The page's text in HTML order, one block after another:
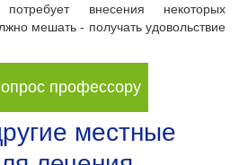
внесения некоторых
мешать - получать удовольствие
профессору
местные